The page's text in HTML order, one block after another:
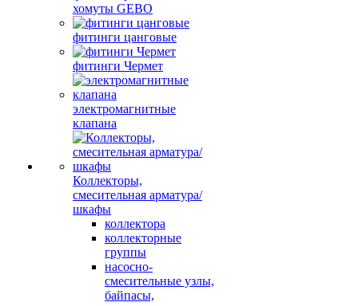
хомуты GEBO
фитинги цанговые
фитинги Чермет
электромагнитные
клапана
Коллекторы,
смесительная арматура/
шкафы
коллектора
коллекторные
группы
насосно-
смесительные узлы,
байпасы,